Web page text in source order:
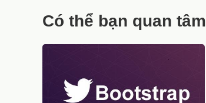
Có thể bạn quan tâm